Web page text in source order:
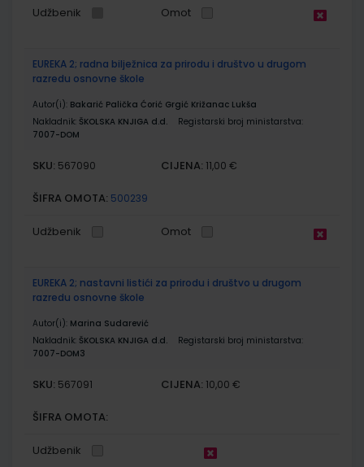
Udžbenik Omot
EUREKA 2; radna bilježnica za prirodu i društvo u drugom
razredu osnovne škole
Autor(i): Bakarić Palička Ćorić Grgić Križanac Lukša
Nakladnik: ŠKOLSKA KNJIGA d.d.
Registarski broj ministarstva:
7007-DOM
SKU: 567090 CIJENA: 11,00 €
ŠIFRA OMOTA: 500239
Udžbenik Omot
EUREKA 2; nastavni listići za prirodu i društvo u drugom
razredu osnovne škole
Autor(i): Marina Sudarević
Nakladnik: ŠKOLSKA KNJIGA d.d.
Registarski broj ministarstva:
7007-DOM3
SKU: 567091 CIJENA: 10,00 €
ŠIFRA OMOTA:
Udžbenik